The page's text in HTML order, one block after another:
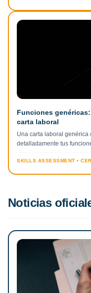
Funciones
carta laboral
Una carta laboral genérica
detalladamente tus
SKILLS ASSESSMENT •
Noticias